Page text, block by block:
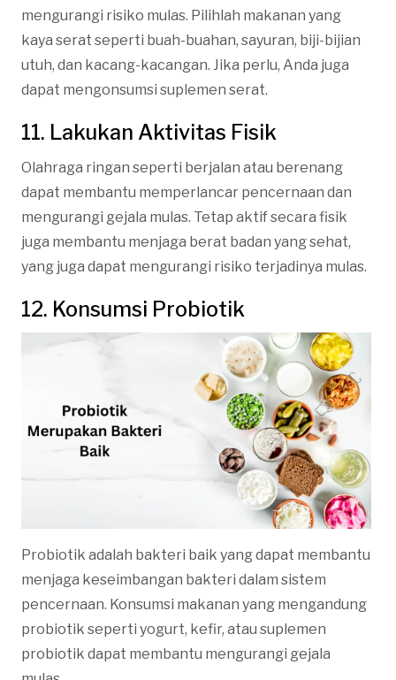
mengurangi risiko mulas. Pilihlah makanan yang
kaya serat seperti buah-buahan, sayuran, biji-bijian
utuh, dan kacang-kacangan. Jika perlu, Anda juga
dapat mengonsumsi suplemen serat.
11. Lakukan Aktivitas Fisik
Olahraga ringan seperti berjalan atau berenang
dapat membantu memperlancar pencernaan dan
mengurangi gejala mulas. Tetap aktif secara fisik
juga membantu menjaga berat badan yang sehat,
yang juga dapat mengurangi risiko terjadinya mulas.
12. Konsumsi Probiotik
Probiotik adalah bakteri baik yang dapat membantu
menjaga keseimbangan bakteri dalam sistem
pencernaan. Konsumsi makanan yang mengandung
probiotik seperti yogurt, kefir, atau suplemen
probiotik dapat membantu mengurangi gejala